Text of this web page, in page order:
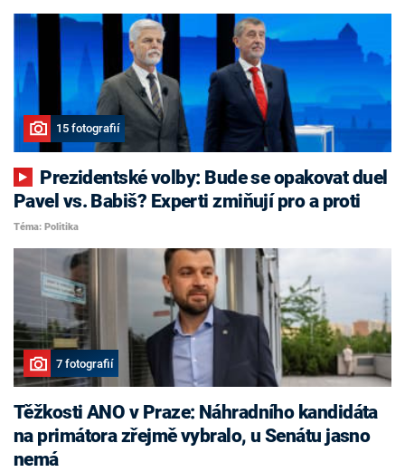
15 fotografií
Pavel vs. Babiš? Experti zmiňují pro a proti
Téma: Politika
7 fotografií
Těžkosti ANO v Praze: Náhradního kandidáta
na primátora zřejmě vybralo, u Senátu jasno
nemá